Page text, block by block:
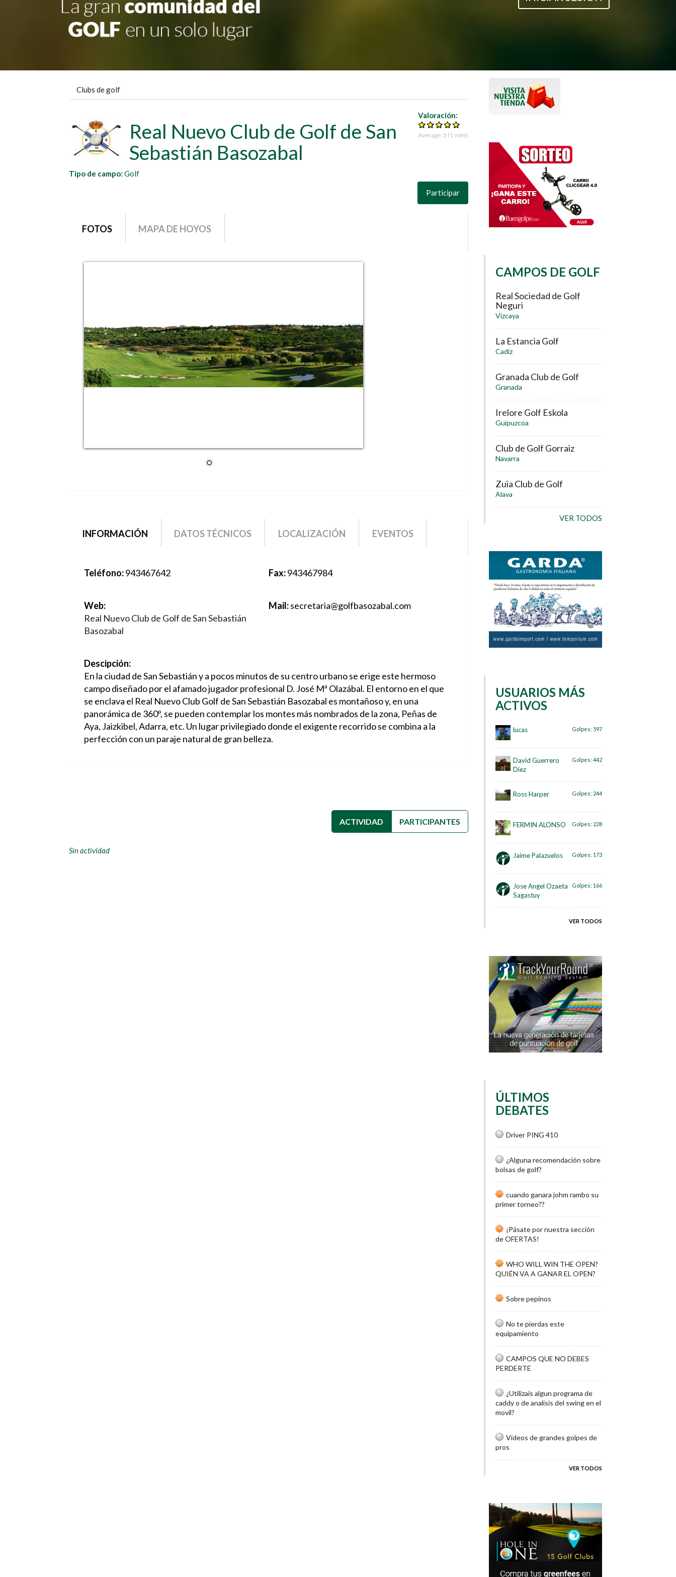
Clubs de golf
Valoración:
Average: 5 ( 1vote)
Real Nuevo Club de Golf de San
Sebastián Basozabal
Tipo de campo: Golf
Participar
grupo1
FOTOS MAPA DE HOYOS
grupo2
INFORMACIÓN (SOLAPA
ACTIVA)
DATOS TÉCNICOS LOCALIZACIÓN EVENTOS
Teléfono:943467642 Fax:943467984
Web:
Real Nuevo Club de Golf de San Sebastián
Basozabal
Mail:secretaria@golfbasozabal.com
Descipción:
En la ciudad de San Sebastián y a pocos minutos de su centro urbano se erige este hermoso
campo diseñado por el afamado jugador profesional D. José Mª Olazábal. El entorno en el que
se enclava el Real Nuevo Club Golf de San Sebastián Basozabal es montañoso y, en una
panorámica de 360º, se pueden contemplar los montes más nombrados de la zona, Peñas de
Aya, Jaizkibel, Adarra, etc. Un lugar privilegiado donde el exigente recorrido se combina a la
perfección con un paraje natural de gran belleza.
ACTIVIDAD (SOLAPA ACTIVA)
PARTICIPANTES
Sin actividad
CAMPOS DE GOLF
Real Sociedad de Golf
Neguri
Vizcaya
La Estancia Golf
Cadiz
Granada Club de Golf
Granada
Irelore Golf Eskola
Guipuzcoa
Club de Golf Gorraiz
Navarra
Zuia Club de Golf
Alava
VER TODOS
USUARIOS MÁS
ACTIVOS
lucas Golpes: 597
David Guerrero
Diez
Golpes: 442
Ross Harper Golpes: 244
FERMIN ALONSO Golpes: 228
Jaime Palazuelos Golpes: 173
Jose Angel Ozaeta
Sagastuy
Golpes: 166
VER TODOS
ÚLTIMOS
DEBATES
Driver PING 410
¿Alguna recomendación sobre
bolsas de golf?
cuando ganara johm rambo su
primer torneo??
¡Pásate por nuestra sección
de OFERTAS!
WHO WILL WIN THE OPEN?
QUIÉN VA A GANAR EL OPEN?
Sobre pepinos
No te pierdas este
equipamiento
CAMPOS QUE NO DEBES
PERDERTE
¿Utilizais algun programa de
caddy o de analisis del swing en el
movil?
Videos de grandes golpes de
pros
VER TODOS